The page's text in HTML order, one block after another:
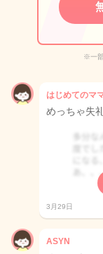
※一
はじめてのマ
めっちゃ失
3月29日
ASYN